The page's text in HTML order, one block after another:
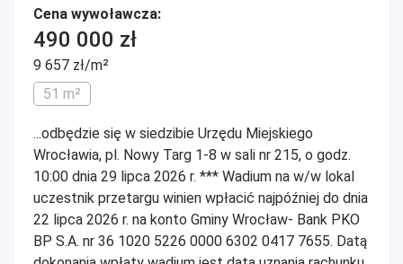
Cena wywoławcza:
490 000 zł
9 657 zł/m²
51 m²
...odbędzie się w siedzibie Urzędu Miejskiego
Wrocławia, pl. Nowy Targ 1-8 w sali nr 215, o godz.
10:00 dnia 29 lipca 2026 r. *** Wadium na w/w lokal
uczestnik przetargu winien wpłacić najpóźniej do dnia
22 lipca 2026 r. na konto Gminy Wrocław- Bank PKO
BP S.A. nr 36 1020 5226 0000 6302 0417 7655. Datą